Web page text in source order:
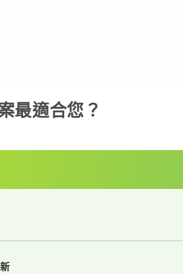
最適合您？